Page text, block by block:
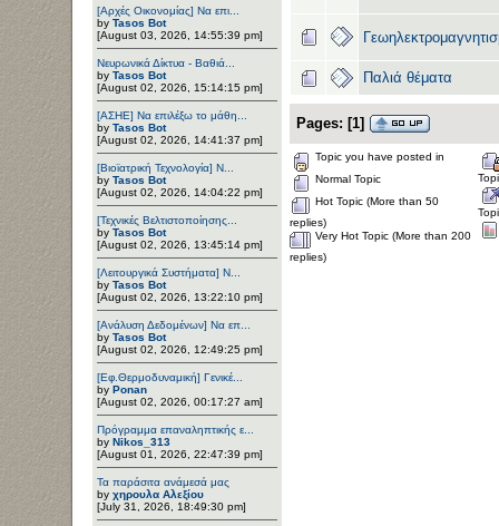
[Αρχές Οικονομίας] Να επι...
by Tasos Bot
[August 03, 2026, 14:55:39 pm]
Νευρωνικά Δίκτυα - Βαθιά...
by Tasos Bot
[August 02, 2026, 15:14:15 pm]
[ΑΣΗΕ] Να επιλέξω το μάθη...
by Tasos Bot
[August 02, 2026, 14:41:37 pm]
[Βιοϊατρική Τεχνολογία] Ν...
by Tasos Bot
[August 02, 2026, 14:04:22 pm]
[Τεχνικές Βελτιστοποίησης...
by Tasos Bot
[August 02, 2026, 13:45:14 pm]
[Λειτουργικά Συστήματα] Ν...
by Tasos Bot
[August 02, 2026, 13:22:10 pm]
[Ανάλυση Δεδομένων] Να επ...
by Tasos Bot
[August 02, 2026, 12:49:25 pm]
[Εφ.Θερμοδυναμική] Γενικέ...
by Ponan
[August 02, 2026, 00:17:27 am]
Πρόγραμμα επαναληπτικής ε...
by Nikos_313
[August 01, 2026, 22:47:39 pm]
Τα παράσιτα ανάμεσά μας
by χηρουλα Αλεξίου
[July 31, 2026, 18:49:30 pm]
Παλιά θέματα
Pages: [1]
Topic you have posted in
Normal Topic
Hot Topic (More than 50
replies)
Very Hot Topic (More than 200
replies)